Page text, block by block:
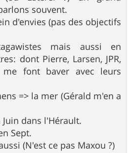
souvent.
d'envies (pas des objectifs
mais aussi en
dont Pierre, Larsen, JPR,
font baver avec leurs
=> la mer (Gérald m'en a
dans l'Hérault.
Sept.
(N'est ce pas Maxou ?)